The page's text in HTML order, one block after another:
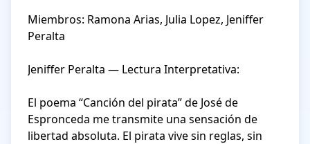
Miembros: Ramona Arias, Julia Lopez, Jeniffer
Peralta
Jeniffer Peralta — Lectura Interpretativa:
El poema “Canción del pirata” de José de
Espronceda me transmite una sensación de
libertad absoluta. El pirata vive sin reglas, sin